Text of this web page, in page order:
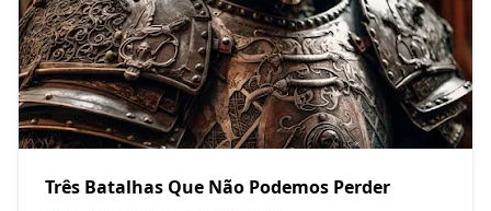
Três Batalhas Que Não Podemos Perder